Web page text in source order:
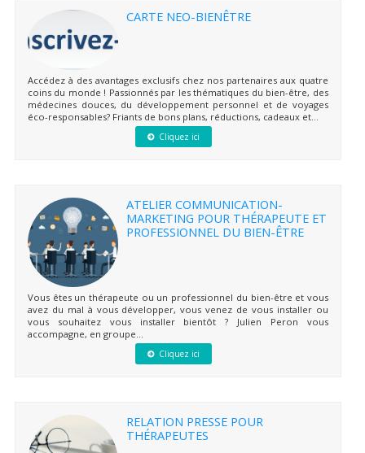
CARTE NEO-BIENÊTRE
Accédez à des avantages exclusifs chez nos partenaires aux quatre
coins du monde ! Passionnés par les thématiques du bien-être, des
médecines douces, du développement personnel et de voyages
éco-responsables? Friants de bons plans, réductions, cadeaux et...
Cliquez ici
ATELIER COMMUNICATION-
MARKETING POUR THÉRAPEUTE ET
PROFESSIONNEL DU BIEN-ÊTRE
Vous êtes un thérapeute ou un professionnel du bien-être et vous
avez du mal à vous développer, vous venez de vous installer ou
vous souhaitez vous installer bientôt ? Julien Peron vous
accompagne, en groupe...
Cliquez ici
RELATION PRESSE POUR
THÉRAPEUTES